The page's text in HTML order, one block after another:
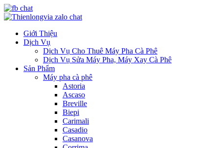
Giới Thiệu
Dịch Vụ
Dịch Vụ Cho Thuê Máy Pha Cà Phê
Dịch Vụ Sửa Máy Pha, Máy Xay Cà Phê
Sản Phẩm
Máy pha cà phê
Astoria
Ascaso
Breville
Biepi
Carimali
Casadio
Casanova